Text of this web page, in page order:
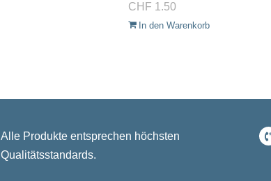
CHF 1.50
In den Warenkorb
Alle Produkte entsprechen höchsten
Qualitätsstandards.